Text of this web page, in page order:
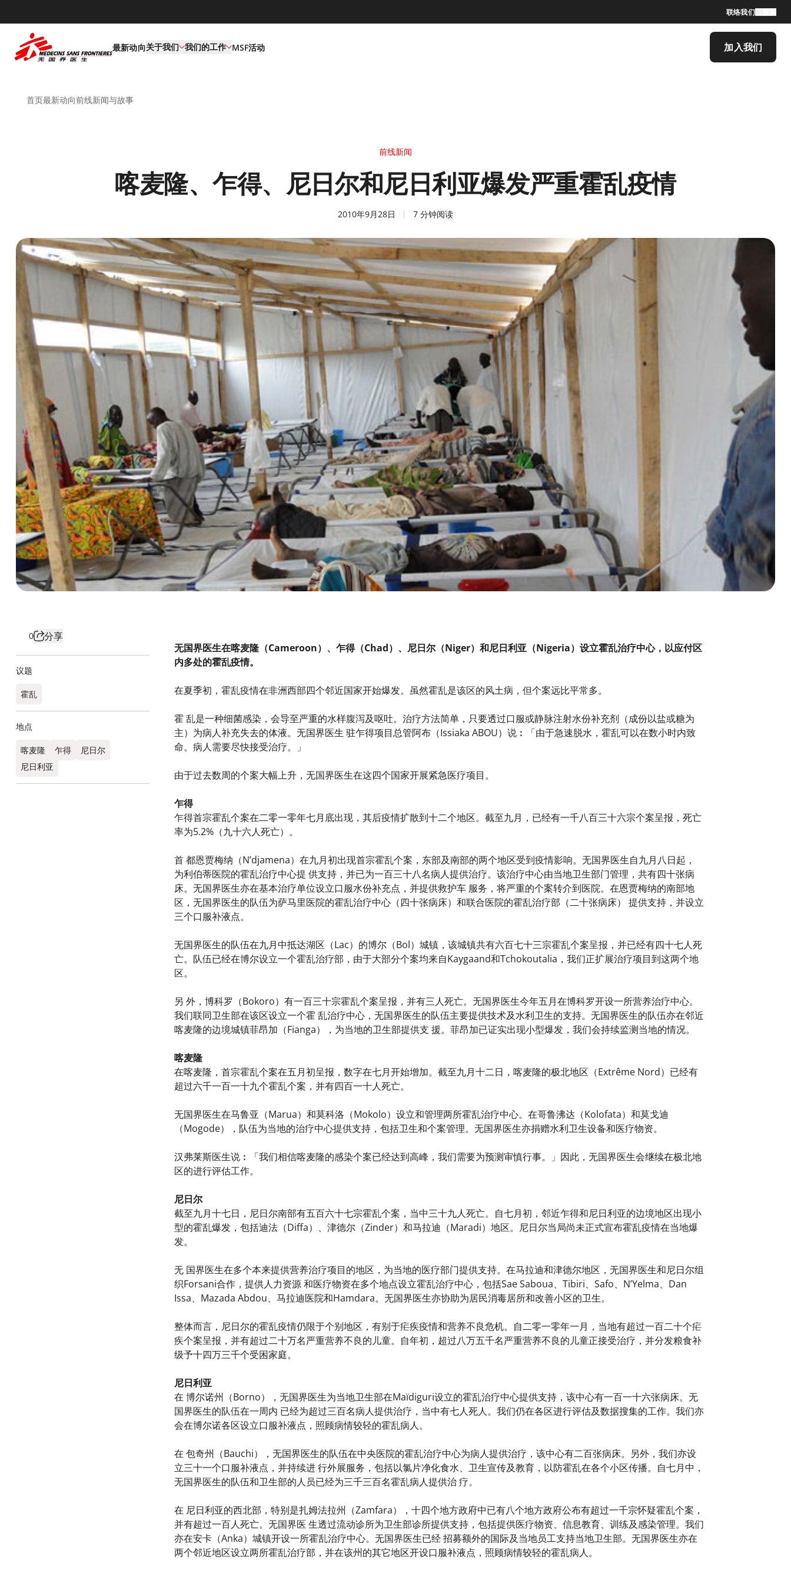
联络我们
最新动向关于我们 我们的工作 MSF活动 加入我们
首页最新动向前线新闻与故事
前线新闻
喀麦隆、乍得、尼日尔和尼日利亚爆发严重霍乱疫情
2010年9月28日 7 分钟阅读
0 分享
议题
霍乱
地点
喀麦隆 乍得
尼日尔
尼日利亚
无国界医生在喀麦隆（Cameroon）、乍得（Chad）、尼日尔（Niger）和尼日利亚（Nigeria）设立霍乱治疗中心，以应付区
内多处的霍乱疫情。
在夏季初，霍乱疫情在非洲西部四个邻近国家开始爆发。虽然霍乱是该区的风土病，但个案远比平常多。
霍 乱是一种细菌感染，会导至严重的水样腹泻及呕吐。治疗方法简单，只要透过口服或静脉注射水份补充剂（成份以盐或糖为
主）为病人补充失去的体液。无国界医生 驻乍得项目总管阿布（Issiaka ABOU）说︰「由于急速脱水，霍乱可以在数小时内致
命。病人需要尽快接受治疗。」
由于过去数周的个案大幅上升，无国界医生在这四个国家开展紧急医疗项目。
乍得
乍得首宗霍乱个案在二零一零年七月底出现，其后疫情扩散到十二个地区。截至九月，已经有一千八百三十六宗个案呈报，死亡
率为5.2%（九十六人死亡）。
首 都恩贾梅纳（N’djamena）在九月初出现首宗霍乱个案，东部及南部的两个地区受到疫情影响。无国界医生自九月八日起，
为利伯蒂医院的霍乱治疗中心提 供支持，并已为一百三十八名病人提供治疗。该治疗中心由当地卫生部门管理，共有四十张病
床。无国界医生亦在基本治疗单位设立口服水份补充点，并提供救护车 服务，将严重的个案转介到医院。在恩贾梅纳的南部地
区，无国界医生的队伍为萨马里医院的霍乱治疗中心（四十张病床）和联合医院的霍乱治疗部（二十张病床） 提供支持，并设立
三个口服补液点。
无国界医生的队伍在九月中抵达湖区（Lac）的博尔（Bol）城镇，该城镇共有六百七十三宗霍乱个案呈报，并已经有四十七人死
亡。队伍已经在博尔设立一个霍乱治疗部，由于大部分个案均来自Kaygaand和Tchokoutalia，我们正扩展治疗项目到这两个地
区。
另 外，博科罗（Bokoro）有一百三十宗霍乱个案呈报，并有三人死亡。无国界医生今年五月在博科罗开设一所营养治疗中心。
我们联同卫生部在该区设立一个霍 乱治疗中心，无国界医生的队伍主要提供技术及水利卫生的支持。无国界医生的队伍亦在邻近
喀麦隆的边境城镇菲昂加（Fianga），为当地的卫生部提供支 援。菲昂加已证实出现小型爆发，我们会持续监测当地的情况。
喀麦隆
在喀麦隆，首宗霍乱个案在五月初呈报，数字在七月开始增加。截至九月十二日，喀麦隆的极北地区（Extrême Nord）已经有
超过六千一百一十九个霍乱个案，并有四百一十人死亡。
无国界医生在马鲁亚（Marua）和莫科洛（Mokolo）设立和管理两所霍乱治疗中心。在哥鲁沸达（Kolofata）和莫戈迪
（Mogode），队伍为当地的治疗中心提供支持，包括卫生和个案管理。无国界医生亦捐赠水利卫生设备和医疗物资。
汉弗莱斯医生说︰「我们相信喀麦隆的感染个案已经达到高峰，我们需要为预测审慎行事。」因此，无国界医生会继续在极北地
区的进行评估工作。
尼日尔
截至九月十七日，尼日尔南部有五百六十七宗霍乱个案，当中三十九人死亡。自七月初，邻近乍得和尼日利亚的边境地区出现小
型的霍乱爆发，包括迪法（Diffa）、津德尔（Zinder）和马拉迪（Maradi）地区。尼日尔当局尚未正式宣布霍乱疫情在当地爆
发。
无 国界医生在多个本来提供营养治疗项目的地区，为当地的医疗部门提供支持。在马拉迪和津德尔地区，无国界医生和尼日尔组
织Forsani合作，提供人力资源 和医疗物资在多个地点设立霍乱治疗中心，包括Sae Saboua、Tibiri、Safo、N’Yelma、Dan
Issa、Mazada Abdou、马拉迪医院和Hamdara。无国界医生亦协助为居民消毒居所和改善小区的卫生。
整体而言，尼日尔的霍乱疫情仍限于个别地区，有别于疟疾疫情和营养不良危机。自二零一零年一月，当地有超过一百二十个疟
疾个案呈报，并有超过二十万名严重营养不良的儿童。自年初，超过八万五千名严重营养不良的儿童正接受治疗，并分发粮食补
级予十四万三千个受困家庭。
尼日利亚
在 博尔诺州（Borno），无国界医生为当地卫生部在Maïdiguri设立的霍乱治疗中心提供支持，该中心有一百一十六张病床。无
国界医生的队伍在一周内 已经为超过三百名病人提供治疗，当中有七人死人。我们仍在各区进行评估及数据搜集的工作。我们亦
会在博尔诺各区设立口服补液点，照顾病情较轻的霍乱病人。
在 包奇州（Bauchi），无国界医生的队伍在中央医院的霍乱治疗中心为病人提供治疗，该中心有二百张病床。另外，我们亦设
立三十一个口服补液点，并持续进 行外展服务，包括以氯片净化食水、卫生宣传及教育，以防霍乱在各个小区传播。自七月中，
无国界医生的队伍和卫生部的人员已经为三千三百名霍乱病人提供治 疗。
在 尼日利亚的西北部，特别是扎姆法拉州（Zamfara），十四个地方政府中已有八个地方政府公布有超过一千宗怀疑霍乱个案，
并有超过一百人死亡。无国界医 生透过流动诊所为卫生部诊所提供支持，包括提供医疗物资、信息教育、训练及感染管理。我们
亦在安卡（Anka）城镇开设一所霍乱治疗中心。无国界医生已经 招募额外的国际及当地员工支持当地卫生部。无国界医生亦在
两个邻近地区设立两所霍乱治疗部，并在该州的其它地区开设口服补液点，照顾病情较轻的霍乱病人。